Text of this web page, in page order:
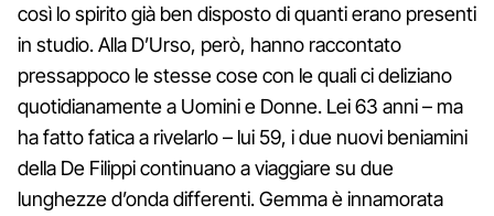
così lo spirito già ben disposto di quanti erano presenti
in studio. Alla D’Urso, però, hanno raccontato
pressappoco le stesse cose con le quali ci deliziano
quotidianamente a Uomini e Donne. Lei 63 anni – ma
ha fatto fatica a rivelarlo – lui 59, i due nuovi beniamini
della De Filippi continuano a viaggiare su due
lunghezze d’onda differenti. Gemma è innamorata